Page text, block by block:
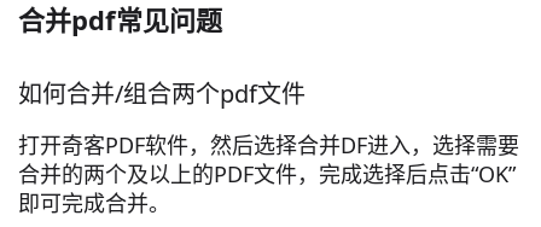
合并pdf常见问题
如何合并/组合两个pdf文件
打开奇客PDF软件，然后选择合并DF进入，选择需要
合并的两个及以上的PDF文件，完成选择后点击“OK”
即可完成合并。